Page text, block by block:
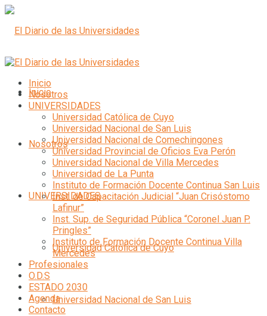
Inicio
Nosotros
UNIVERSIDADES
Universidad Católica de Cuyo
Universidad Nacional de San Luis
Inicio
Nosotros
UNIVERSIDADES
Universidad Católica de Cuyo
Universidad Nacional de San Luis
Universidad Nacional de Comechingones
Universidad Provincial de Oficios Eva Perón
Universidad Nacional de Villa Mercedes
Universidad de La Punta
Instituto de Formación Docente Continua San Luis
Inst. de Capacitación Judicial “Juan Crisóstomo
Lafinur”
Inst. Sup. de Seguridad Pública “Coronel Juan P.
Pringles”
Instituto de Formación Docente Continua Villa
Mercedes
Profesionales
O.D.S
ESTADO 2030
Agenda
Contacto